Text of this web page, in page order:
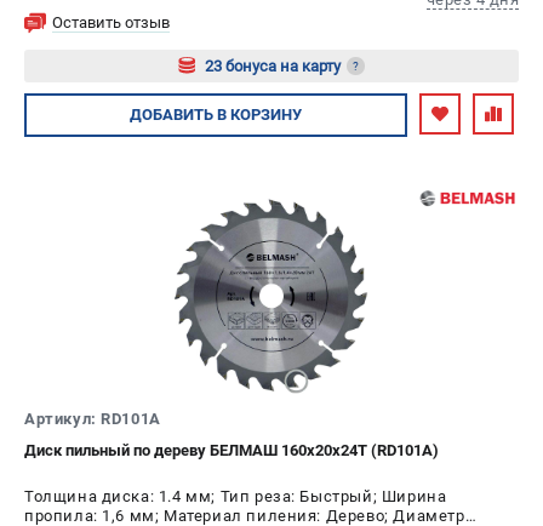
Оставить отзыв
23 бонуса на карту ?
Авторизуйтесь
ДОБАВИТЬ В КОРЗИНУ
Артикул: RD101A
Диск пильный по дереву БЕЛМАШ 160х20х24Т (RD101A)
Толщина диска: 1.4 мм; Тип реза: Быстрый; Ширина
пропила: 1,6 мм; Материал пиления: Дерево; Диаметр